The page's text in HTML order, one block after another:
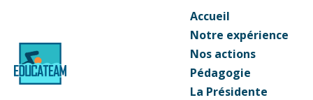
Accueil
Notre expérience
Nos actions
Pédagogie
La Présidente